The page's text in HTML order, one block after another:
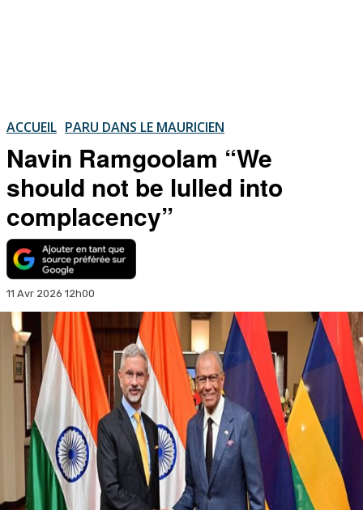
ACCUEIL PARU DANS LE MAURICIEN
Navin Ramgoolam “We
should not be lulled into
complacency”
11 Avr 2026 12h00